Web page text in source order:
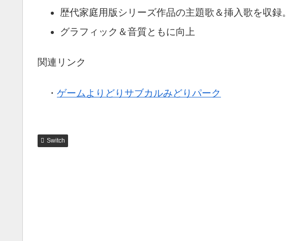
歴代家庭用版シリーズ作品の主題歌＆挿入歌を収録。
グラフィック＆音質ともに向上
関連リンク
・ ゲームよりどりサブカルみどりパーク
Switch